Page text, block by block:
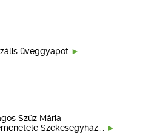
üveggyapot
Szűz Mária
Székesegyház,…